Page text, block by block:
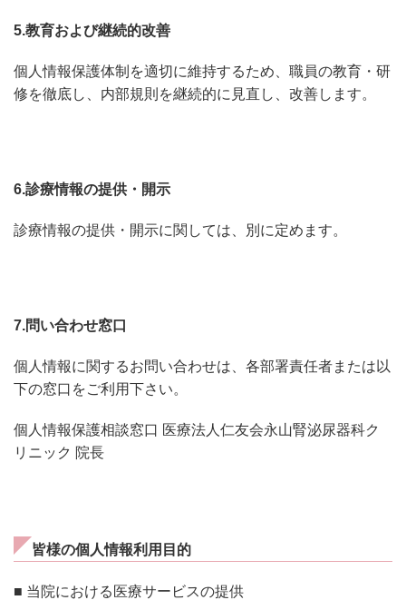
5.教育および継続的改善
個人情報保護体制を適切に維持するため、職員の教育・研
修を徹底し、内部規則を継続的に見直し、改善します。
6.診療情報の提供・開示
診療情報の提供・開示に関しては、別に定めます。
7.問い合わせ窓口
個人情報に関するお問い合わせは、各部署責任者または以
下の窓口をご利用下さい。
個人情報保護相談窓口 医療法人仁友会永山腎泌尿器科ク
リニック 院長
皆様の個人情報利用目的
■ 当院における医療サービスの提供